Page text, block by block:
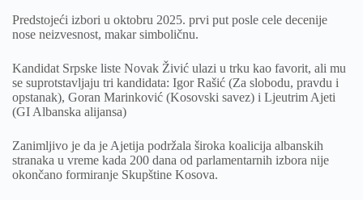
Predstojeći izbori u oktobru 2025. prvi put posle cele decenije
nose neizvesnost, makar simboličnu.
Kandidat Srpske liste Novak Živić ulazi u trku kao favorit, ali mu
se suprotstavljaju tri kandidata: Igor Rašić (Za slobodu, pravdu i
opstanak), Goran Marinković (Kosovski savez) i Ljeutrim Ajeti
(GI Albanska alijansa)
Zanimljivo je da je Ajetija podržala široka koalicija albanskih
stranaka u vreme kada 200 dana od parlamentarnih izbora nije
okončano formiranje Skupštine Kosova.